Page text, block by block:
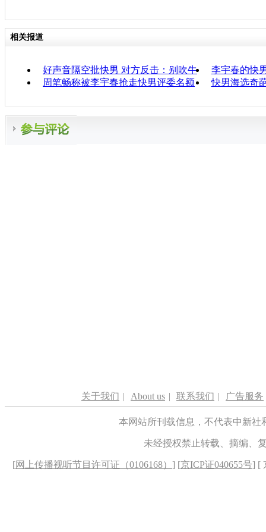
相关报道
好声音隔空批快男 对方反击：别吹牛
李宇春的快
周笔畅称被李宇春抢走快男评委名额
快男海选奇
关于我们 | About us | 联系我们 | 广告服务
本网站所刊载信息，不代表中新
未经授权禁止转载、摘编、
[网上传播视听节目许可证（0106168） ] [京ICP证040655号] [